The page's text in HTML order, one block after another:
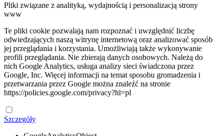
Pliki związane z analityką, wydajnością i personalizacją strony
www
Te pliki cookie pozwalają nam rozpoznać i uwzględnić liczbę
odwiedzających naszą witrynę internetową oraz analizować sposób
jej przeglądania i korzystania. Umożliwiają także wykonywanie
profili przeglądania. Nie zbierają danych osobowych. Należą do
nich Google Analytics, usługa analizy sieci świadczona przez
Google, Inc. Więcej informacji na temat sposobu gromadzenia i
przetwarzania przez Google można znaleźć na stronie
https://policies.google.com/privacy?hl=pl
Szczegóły